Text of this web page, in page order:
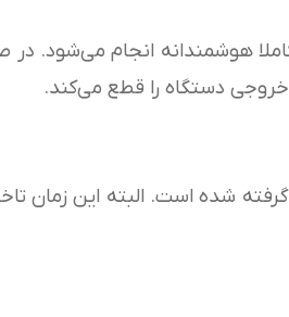
هوشمندانه انجام می‌شود. در
دستگاه را قطع می‌کند.
شده است. البته این زمان